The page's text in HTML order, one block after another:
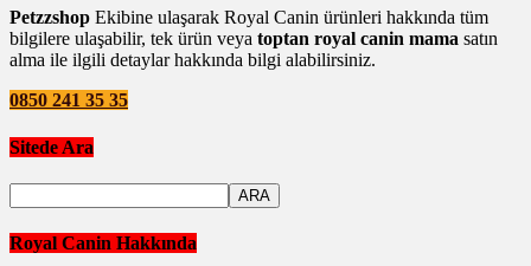
Petzzshop Ekibine ulaşarak Royal Canin ürünleri hakkında tüm
bilgilere ulaşabilir, tek ürün veya toptan royal canin mama satın
alma ile ilgili detaylar hakkında bilgi alabilirsiniz.
0850 241 35 35
Sitede Ara
Royal Canin Hakkında